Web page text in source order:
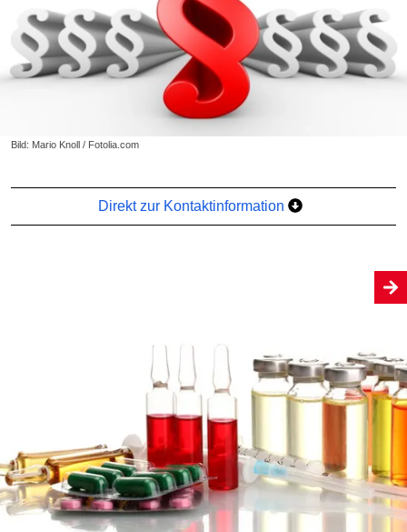
Bild: Mario Knoll / Fotolia.com
Direkt zur Kontaktinformation